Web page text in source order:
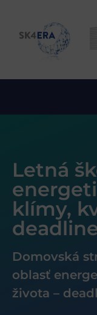
Letná
klímy,
deadline
Domovská
oblasť
života –